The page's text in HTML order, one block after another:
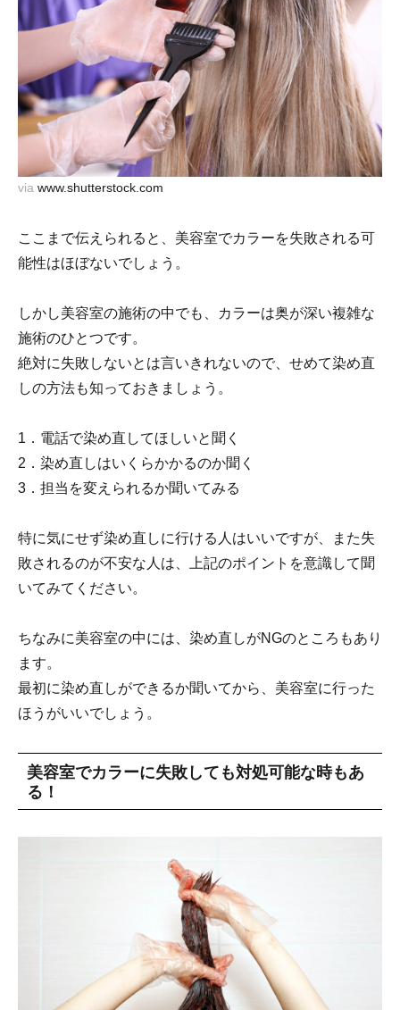
via www.shutterstock.com
ここまで伝えられると、美容室でカラーを失敗される可
能性はほぼないでしょう。
しかし美容室の施術の中でも、カラーは奥が深い複雑な
施術のひとつです。
絶対に失敗しないとは言いきれないので、せめて染め直
しの方法も知っておきましょう。
1．電話で染め直してほしいと聞く
2．染め直しはいくらかかるのか聞く
3．担当を変えられるか聞いてみる
特に気にせず染め直しに行ける人はいいですが、また失
敗されるのが不安な人は、上記のポイントを意識して聞
いてみてください。
ちなみに美容室の中には、染め直しがNGのところもあり
ます。
最初に染め直しができるか聞いてから、美容室に行った
ほうがいいでしょう。
美容室でカラーに失敗しても対処可能な時もあ
る！